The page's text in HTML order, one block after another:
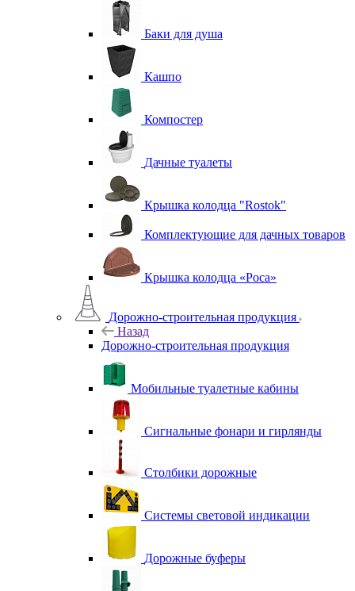
Баки для душа
Кашпо
Компостер
Дачные туалеты
Крышка колодца "Rostok"
Комплектующие для дачных товаров
Крышка колодца «Роса»
Дорожно-строительная продукция
Назад
Дорожно-строительная продукция
Мобильные туалетные кабины
Сигнальные фонари и гирлянды
Столбики дорожные
Системы световой индикации
Дорожные буферы